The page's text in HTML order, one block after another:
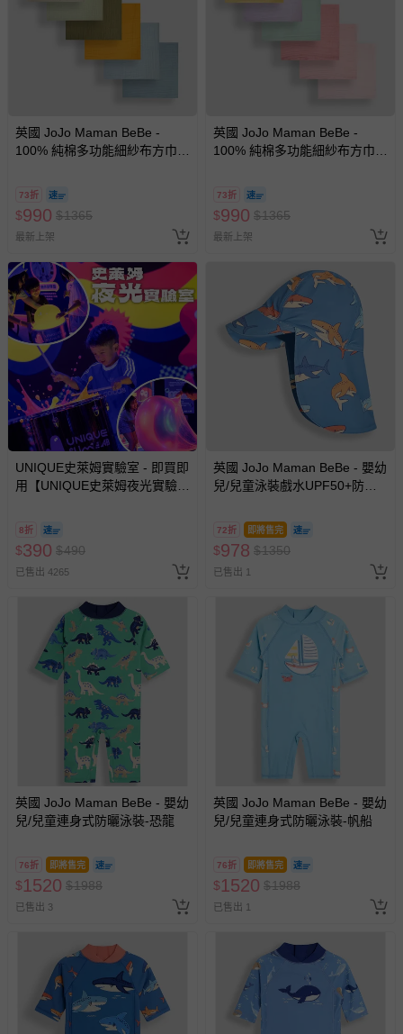
英國 JoJo Maman BeBe -
100% 純棉多功能細紗布方巾/
73折
$990 $1365
最新上架
英國 JoJo Maman BeBe -
100% 純棉多功能細紗布方巾/
73折
$990 $1365
最新上架
UNIQUE史萊姆實驗室 - 即買即
用【UNIQUE史萊姆夜光實驗室
人小孩均一價(3歲以上需購票))
8折
$390 $490
已售出 4265
英國 JoJo Maman BeBe - 嬰幼
兒/兒童泳裝戲水UPF50+防曬
72折 即將售完
$978 $1350
已售出 1
英國 JoJo Maman BeBe - 嬰幼
兒/兒童連身式防曬泳裝-恐龍
76折 即將售完
$1520 $1988
已售出 3
英國 JoJo Maman BeBe - 嬰幼
兒/兒童連身式防曬泳裝-帆船
76折 即將售完
$1520 $1988
已售出 1